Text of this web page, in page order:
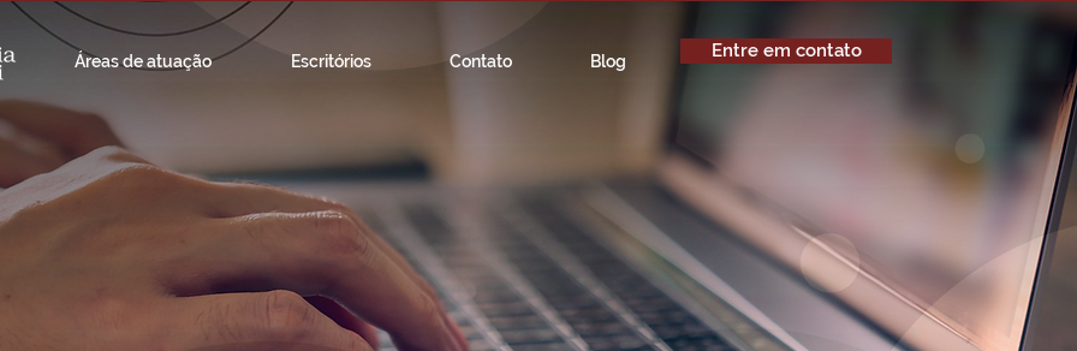
Áreas de atuação Escritórios Contato Blog Entre em contato